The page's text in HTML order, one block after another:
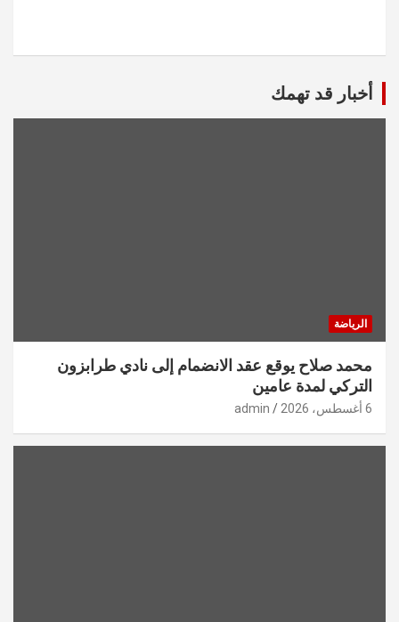
أخبار قد تهمك
الرياضة
محمد صلاح يوقع عقد الانضمام إلى نادي طرابزون
التركي لمدة عامين
6 أغسطس، 2026 admin